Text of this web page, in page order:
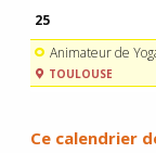
25
Animateur de
TOULOUSE
Ce calendrier